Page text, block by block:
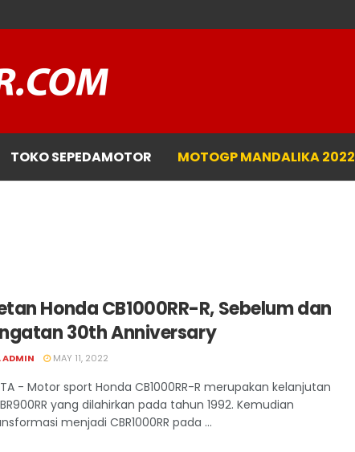
TOKO SEPEDAMOTOR MOTOGP MANDALIKA 2022
Honda CB1000RR-R, Sebelum dan
30th Anniversary
ADMIN MAY 11, 2022
- Motor sport Honda CB1000RR-R merupakan kelanjutan
yang dilahirkan pada tahun 1992. Kemudian
menjadi CBR1000RR pada ...